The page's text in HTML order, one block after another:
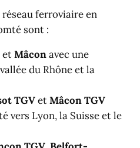
réseau ferroviaire en
sont :
etMâconavec une
du Rhône et la
TGVetMâcon TGV
vers Lyon, la Suisse et le